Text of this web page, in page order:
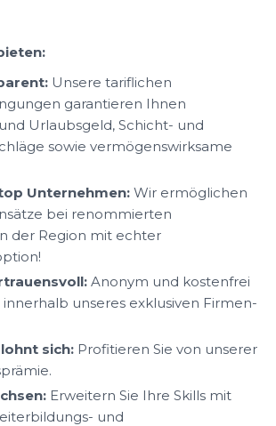
Unsere tariflichen
garantieren Ihnen
Urlaubsgeld, Schicht- und
sowie vermögenswirksame
Unternehmen: Wir ermöglichen
bei renommierten
der Region mit echter
Anonym und kostenfrei
unseres exklusiven Firmen-
sich: Profitieren Sie von unserer
Erweitern Sie Ihre Skills mit
und